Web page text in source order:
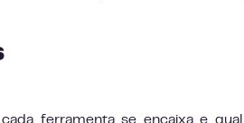
ferramenta se encaixa e qual